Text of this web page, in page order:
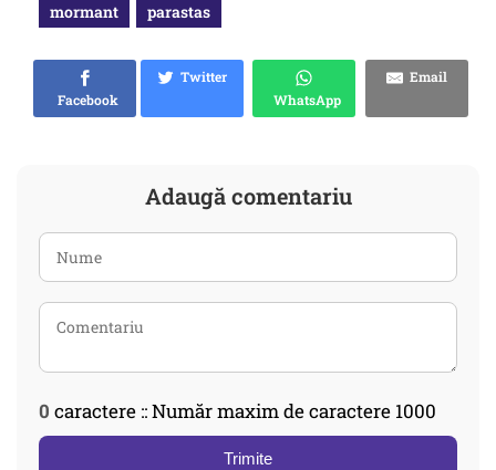
mormant parastas
Facebook
Twitter
WhatsApp
Email
Adaugă comentariu
0 caractere :: Număr maxim de caractere 1000
Trimite